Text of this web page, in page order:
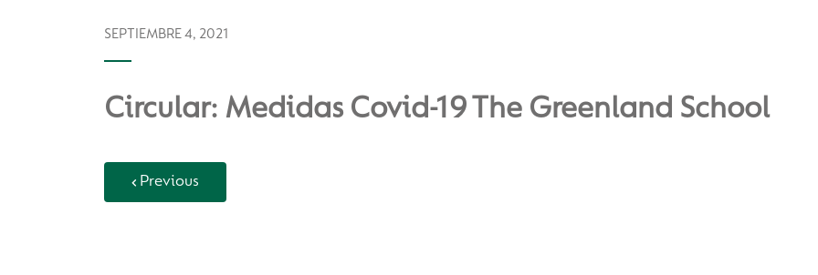
SEPTIEMBRE 4, 2021
Circular: Medidas Covid-19 The Greenland School
Previous